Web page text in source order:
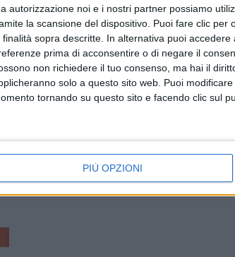
autorizzazione noi e i nostri partner possiamo
la scansione del dispositivo. Puoi fare clic
finalità sopra descritte. In alternativa puoi
prima di acconsentire o di negare il
non richiedere il tuo consenso, ma hai il
solo a questo sito web. Puoi
tornando su questo sito e facendo clic sul
PIÙ OPZIONI
degli accertamenti autoptici. L'episodio ha
e cittadina di Trani. La piccola, a giorni,
del clan mafioso
in un casolare